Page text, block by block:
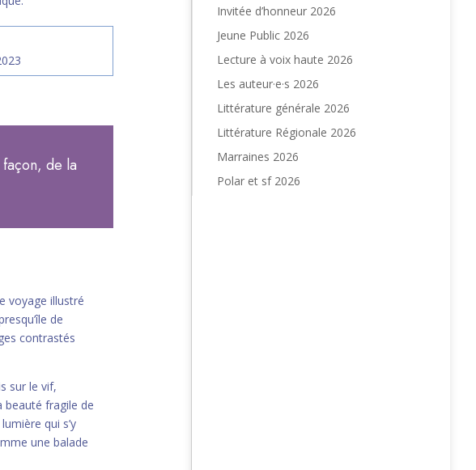
de la
voyage illustré
de
contrastés
sur le vif,
beauté fragile de
qui s’y
une balade
Invitée d’honneur 2026
Jeune Public 2026
Lecture à voix haute 2026
Les auteur·e·s 2026
Littérature générale 2026
Littérature Régionale 2026
Marraines 2026
Polar et sf 2026